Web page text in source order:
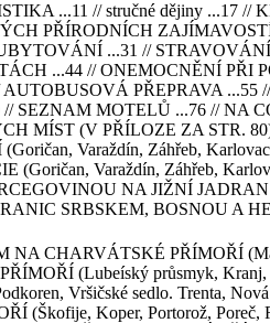
...11 // stručné dějiny ...17
PŘÍRODNÍCH
...31 //
...44 // ONEMOCNĚNÍ PŘI
PŘEPRAVA
SEZNAM MOTELŮ ...76 // NA
MÍST (V PŘÍLOZE ZA STR.
Varaždín, Záhřeb,
Varaždín, Záhřeb,
NA JIŽNÍ JADRAN
SRBSKEM, BOSNOU A
CHARVÁTSKÉ PŘÍMOŘÍ
(Lubeíský průsmyk,
Vršičské sedlo. Trenta,
Koper, Portorož, Poreč,